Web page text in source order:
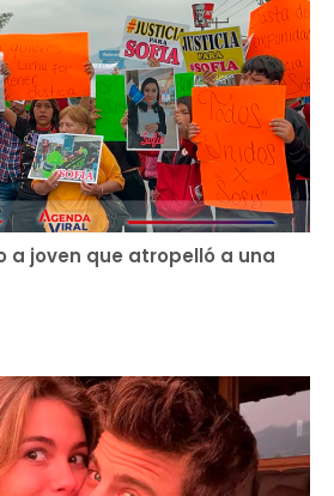
a joven que atropelló a una